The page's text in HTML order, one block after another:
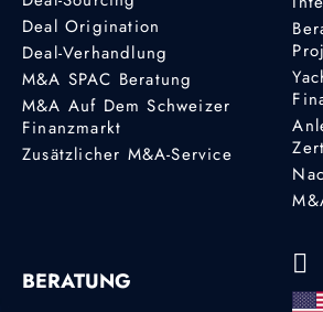
Deal Origination
Deal-Verhandlung
M&A SPAC Beratung
M&A Auf Dem Schweizer
Finanzmarkt
Zusätzlicher M&A-Service
BERATUNG